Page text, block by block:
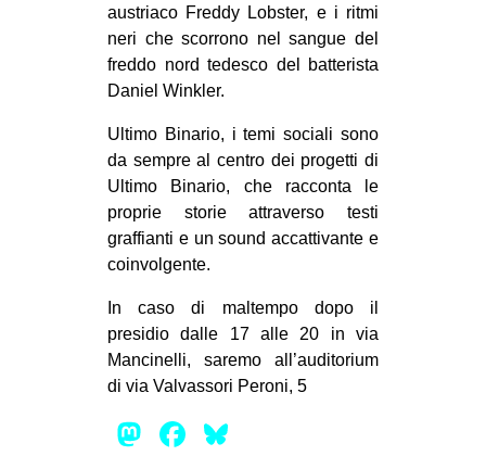
austriaco Freddy Lobster, e i ritmi
neri che scorrono nel sangue del
freddo nord tedesco del batterista
Daniel Winkler.
Ultimo Binario, i temi sociali sono
da sempre al centro dei progetti di
Ultimo Binario, che racconta le
proprie storie attraverso testi
graffianti e un sound accattivante e
coinvolgente.
In caso di maltempo dopo il
presidio dalle 17 alle 20 in via
Mancinelli, saremo all’auditorium
di via Valvassori Peroni, 5
Mastodon
Facebook